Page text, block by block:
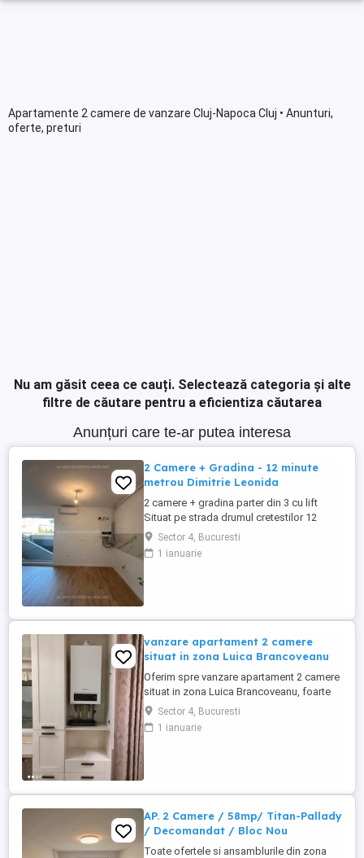
Apartamente 2 camere de vanzare Cluj-Napoca Cluj • Anunturi,
oferte, preturi
Nu am găsit ceea ce cauți. Selectează categoria și alte
filtre de căutare pentru a eficientiza căutarea
Anunțuri care te-ar putea interesa
2 Camere + Gradina - 12 minute
metrou Dimitrie Leonida
2 camere + gradina parter din 3 cu lift
Situat pe strada drumul cretestilor 12
minute de mers pe jos fata de metrou
Dimitrie Leonida 51 mp si 34mp de curte
Încălzire prin pardoseală Aer condiționat
Sector 4, Bucuresti
1 ianuarie
vanzare apartament 2 camere
situat in zona Luica Brancoveanu
Oferim spre vanzare apartament 2 camere
situat in zona Luica Brancoveanu, foarte
aproape de intersectia strazilor
Pogoanele cu strada Orastie, Sector 4,
Bucuresti.Suprafata totala a
Sector 4, Bucuresti
1 ianuarie
AP. 2 Camere / 58mp/ Titan-Pallady
/ Decomandat / Bloc Nou
Toate ofertele si ansamblurile din zona